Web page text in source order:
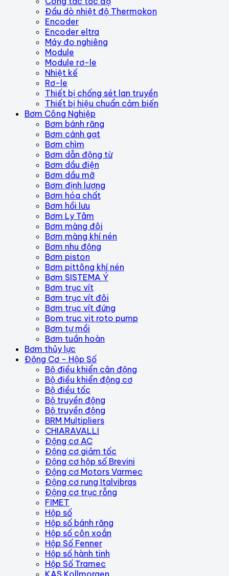
Đầu dò nhiệt độ Thermokon
Encoder
Encoder eltra
Máy đo nghiêng
Module
Module rơ-le
Nhiệt kế
Rơ-le
Thiết bị chống sét lan truyền
Thiết bị hiệu chuẩn cảm biến
Bơm Công Nghiệp
Bơm bánh răng
Bơm cánh gạt
Bơm chìm
Bơm dẫn động từ
Bơm dầu điện
Bơm dầu mỡ
Bơm định lượng
Bơm hóa chất
Bơm hồi lưu
Bơm Ly Tâm
Bơm màng đôi
Bơm màng khí nén
Bơm nhu động
Bơm piston
Bơm pittông khí nén
Bơm SISTEMA Ý
Bơm trục vít
Bơm trục vít đôi
Bơm trục vít đứng
Bom truc vit roto pump
Bơm tự mồi
Bơm tuần hoàn
Bơm thủy lực
Động Cơ - Hộp Số
Bộ điều khiển cân động
Bộ điều khiển động cơ
Bộ điều tốc
Bộ truyền động
Bộ truyền động
BRM Multipliers
CHIARAVALLI
Động cơ AC
Động cơ giảm tốc
Động cơ hộp số Brevini
Động cơ Motors Varmec
Động cơ rung Italvibras
Động cơ trục rỗng
FIMET
Hộp số
Hộp số bánh răng
Hộp số côn xoắn
Hộp Số Fenner
Hộp số hành tinh
Hộp Số Tramec
KAS Kollmorgen